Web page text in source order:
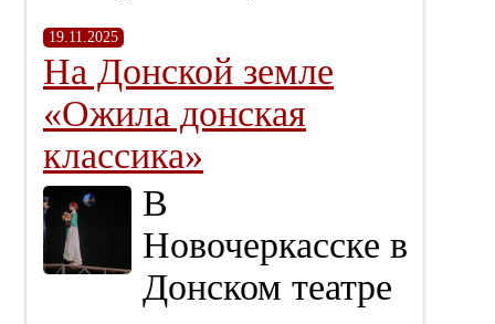
19.11.2025
На Донской земле
«Ожила донская
классика»
В
Новочеркасске в
Донском театре